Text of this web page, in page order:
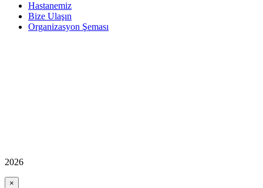
Hastanemiz
Bize Ulaşın
Organizasyon Şeması
2026
×